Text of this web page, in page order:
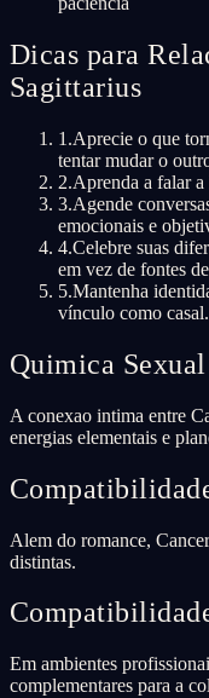
Dicas para
Sagittarius
1 .Aprecie o que
tentar mudar o
2.Aprenda a falar
3.Agende
emocionais e
4.Celebre suas
em vez de fontes
5.Mantenha
vínculo como casal.
Quimica
A conexao intima entre
energias elementais e
Alem do romance,
distintas.
Em ambientes
complementares para a